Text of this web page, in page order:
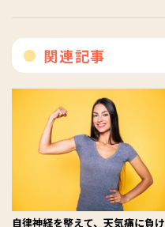
関連記事
自律神経を整えて、天気痛に負け